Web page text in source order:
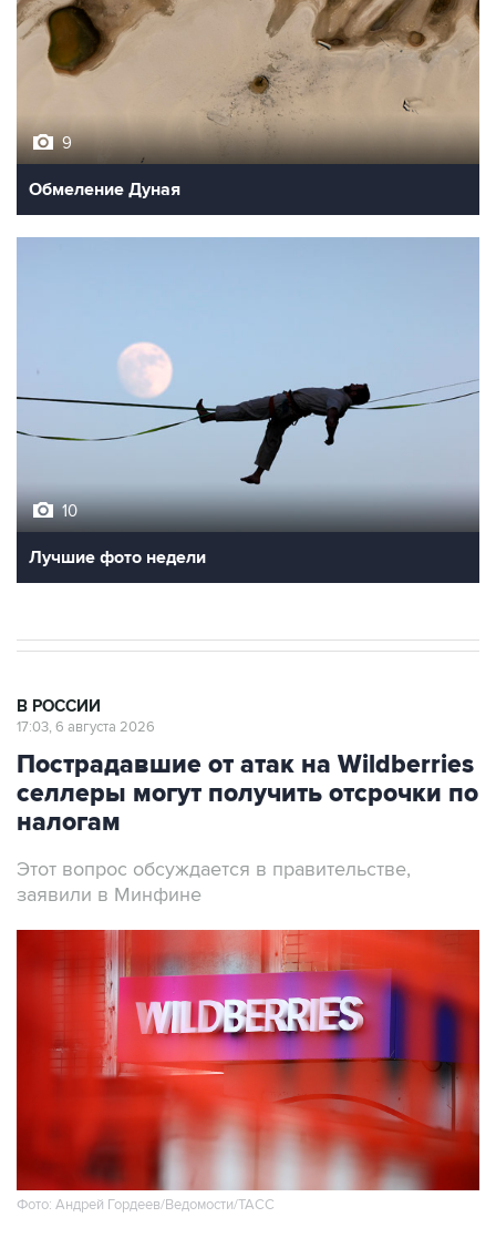
Обмеление Дуная
Лучшие фото недели
Пострадавшие от атак на Wildberries
селлеры могут получить отсрочки по
налогам
Этот вопрос обсуждается в правительстве,
Фото: Андрей Гордеев/Ведомости/ТАСС
Москва. 6 августа. INTERFAX.RU - Налоговые